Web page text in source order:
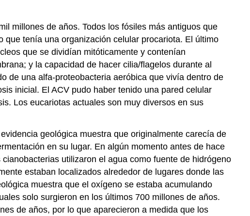
millones de años. Todos los fósiles más antiguos que
tenía una organización celular procariota. El último
que se dividían mitóticamente y contenían
y la capacidad de hacer cilia/flagelos durante al
de una alfa-proteobacteria aeróbica que vivía dentro de
inicial. El ACV pudo haber tenido una pared celular
Los eucariotas actuales son muy diversos en sus
geológica muestra que originalmente carecía de
en su lugar. En algún momento antes de hace
utilizaron el agua como fuente de hidrógeno
estaban localizados alrededor de lugares donde las
muestra que el oxígeno se estaba acumulando
solo surgieron en los últimos 700 millones de años.
de años, por lo que aparecieron a medida que los